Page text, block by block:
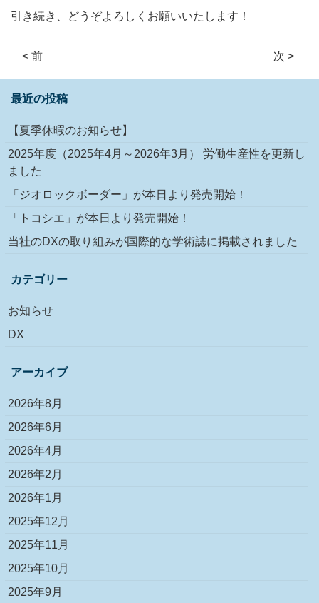
引き続き、どうぞよろしくお願いいたします！
< 前 次 >
最近の投稿
【夏季休暇のお知らせ】
2025年度（2025年4月～2026年3月） 労働生産性を更新し
ました
「ジオロックボーダー」が本日より発売開始！
「トコシエ」が本日より発売開始！
当社のDXの取り組みが国際的な学術誌に掲載されました
カテゴリー
お知らせ
DX
アーカイブ
2026年8月
2026年6月
2026年4月
2026年2月
2026年1月
2025年12月
2025年11月
2025年10月
2025年9月